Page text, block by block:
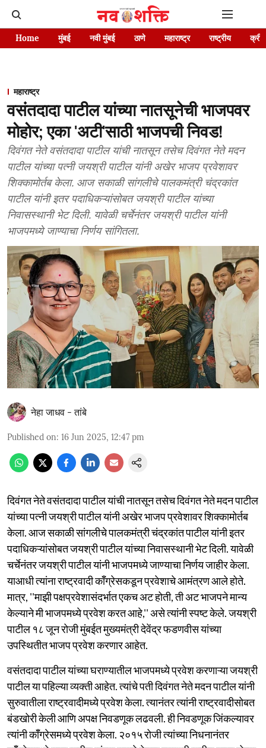
Home मुंबई नवी मुंबई ठाणे महाराष्ट्र राष्ट्रीय
महाराष्ट्र
वसंतदादा पाटील यांच्या नातसूनेची भाजपवर
मोहोर; एका 'अटी'साठी भाजपची निवड!
दिवंगत नेते वसंतदादा पाटील यांची नातसून तसेच दिवंगत नेते मदन
पाटील यांच्या पत्नी जयश्री पाटील यांनी अखेर भाजप प्रवेशावर
शिक्कामोर्तब केला. आज सकाळी सांगलीचे पालकमंत्री चंद्रकांत
पाटील यांनी इतर पदाधिकऱ्यांसोबत जयश्री पाटील यांच्या
निवासस्थानी भेट दिली. यावेळी चर्चेनंतर जयश्री पाटील यांनी
भाजपमध्ये जाण्याचा निर्णय सांगितला.
नेहा जाधव - तांबे
Published on: 16 Jun 2025, 12:47 pm
दिवंगत नेते वसंतदादा पाटील यांची नातसून तसेच दिवंगत नेते मदन पाटील
यांच्या पत्नी जयश्री पाटील यांनी अखेर भाजप प्रवेशावर शिक्कामोर्तब
केला. आज सकाळी सांगलीचे पालकमंत्री चंद्रकांत पाटील यांनी इतर
पदाधिकऱ्यांसोबत जयश्री पाटील यांच्या निवासस्थानी भेट दिली. यावेळी
चर्चेनंतर जयश्री पाटील यांनी भाजपमध्ये जाण्याचा निर्णय जाहीर केला.
याआधी त्यांना राष्ट्रवादी कॉँग्रेसकडून प्रवेशाचे आमंत्रण आले होते.
मात्र, ''माझी पक्षप्रवेशासंदर्भात एकच अट होती, ती अट भाजपने मान्य
केल्याने मी भाजपमध्ये प्रवेश करत आहे,'' असे त्यांनी स्पष्ट केले. जयश्री
पाटील १८ जून रोजी मुंबईत मुख्यमंत्री देवेंद्र फडणवीस यांच्या
उपस्थितीत भाजप प्रवेश करणार आहेत.
वसंतदादा पाटील यांच्या घराण्यातील भाजपमध्ये प्रवेश करणाऱ्या जयश्री
पाटील या पहिल्या व्यक्ती आहेत. त्यांचे पती दिवंगत नेते मदन पाटील यांनी
सुरुवातीला राष्ट्रवादीमध्ये प्रवेश केला. त्यानंतर त्यांनी राष्ट्रवादीसोबत
बंडखोरी केली आणि अपक्ष निवडणूक लढवली. ही निवडणूक जिंकल्यावर
त्यांनी कॉँग्रेसमध्ये प्रवेश केला. २०१५ रोजी त्यांच्या निधनानंतर